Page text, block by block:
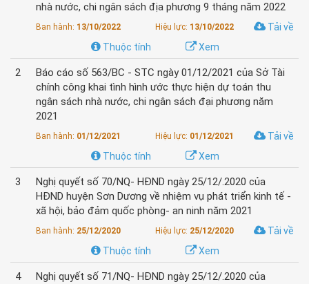
nhà nước, chi ngân sách địa phương 9 tháng năm 2022
Ban hành: 13/10/2022 Hiệu lực: 13/10/2022
Tải về
Xem
Thuộc tính
2
Báo cáo số 563/BC - STC ngày 01/12/2021 của Sở Tài
chính công khai tình hình ước thực hiện dự toán thu
ngân sách nhà nước, chi ngân sách đại phương năm
2021
Ban hành: 01/12/2021 Hiệu lực: 01/12/2021
Tải về
Xem
Thuộc tính
3
Nghị quyết số 70/NQ- HĐND ngày 25/12/.2020 của
HĐND huyện Sơn Dương về nhiệm vụ phát triển kinh tế -
xã hội, bảo đảm quốc phòng- an ninh năm 2021
Ban hành: 25/12/2020 Hiệu lực: 25/12/2020
Tải về
Xem
Thuộc tính
4
Nghị quyết số 71/NQ- HĐND ngày 25/12/.2020 của